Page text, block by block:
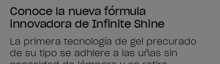
Conoce la nueva fórmula
innovadora de Infinite Shine
La primera tecnología de gel precurado
de su tipo se adhiere a las uñas sin